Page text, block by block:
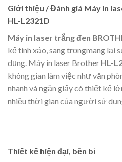
Giới thiệu / Đánh giá Máy in
HL-L2321D
Máy in laser trắng đen
kế tinh xảo, sang trọngmang lại
dụng. Máy in laser Brother HL-
không gian làm việc như văn
nhanh và ngăn giấy có thiết kế
nhiều thời gian của người sử
Thiết kế hiện đại, bền bỉ